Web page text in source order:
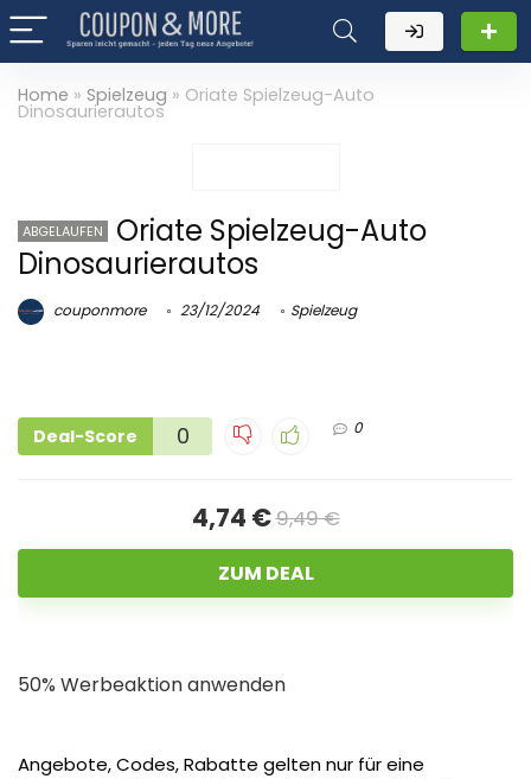
Home » Spielzeug » Oriate Spielzeug-Auto
Dinosaurierautos
ABGELAUFEN
Oriate Spielzeug-Auto
Dinosaurierautos
couponmore 23/12/2024 Spielzeug
Deal-Score 0 0
4,74 €9,49 €
ZUM DEAL
50% Werbeaktion anwenden
Angebote, Codes, Rabatte gelten nur für eine